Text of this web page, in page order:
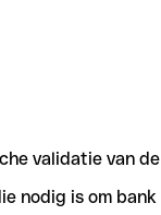
validatie van
nodig is om